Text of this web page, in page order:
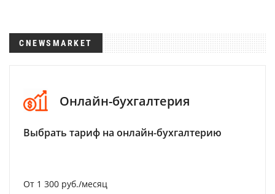
CNEWSMARKET
Онлайн-бухгалтерия
Выбрать тариф на онлайн-бухгалтерию
От 1 300 руб./месяц